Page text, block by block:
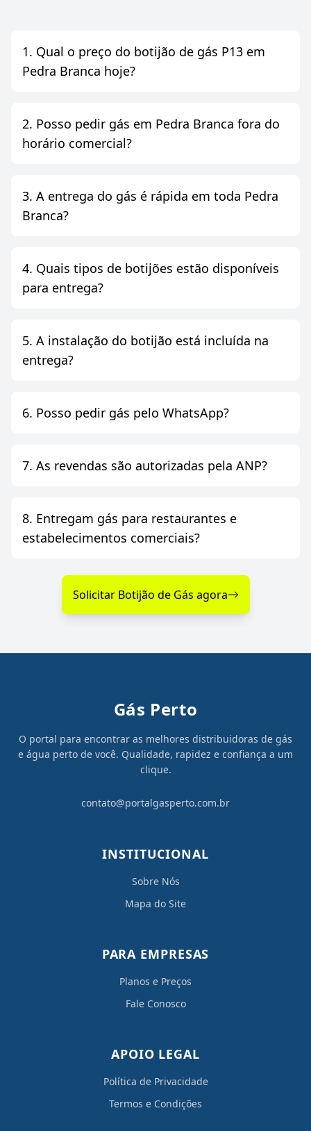
1. Qual o preço do botijão de gás P13 em
Pedra Branca hoje?
2. Posso pedir gás em Pedra Branca fora do
horário comercial?
3. A entrega do gás é rápida em toda Pedra
Branca?
4. Quais tipos de botijões estão disponíveis
para entrega?
5. A instalação do botijão está incluída na
entrega?
6. Posso pedir gás pelo WhatsApp?
7. As revendas são autorizadas pela ANP?
8. Entregam gás para restaurantes e
estabelecimentos comerciais?
Solicitar Botijão de Gás agora
Gás Perto
O portal para encontrar as melhores distribuidoras de gás
e água perto de você. Qualidade, rapidez e confiança a um
clique.
contato@portalgasperto.com.br
INSTITUCIONAL
Sobre Nós
Mapa do Site
PARA EMPRESAS
Planos e Preços
Fale Conosco
APOIO LEGAL
Política de Privacidade
Termos e Condições